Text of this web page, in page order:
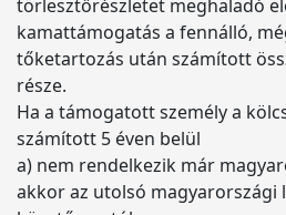
törlesztőrészletet meghaladó
kamattámogatás a fennálló,
tőketartozás után számított
része.
Ha a támogatott személy a
számított 5 éven belül
a) nem rendelkezik már
akkor az utolsó magyarországi